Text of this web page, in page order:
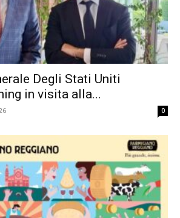
Degli Stati Uniti
in visita alla...
0